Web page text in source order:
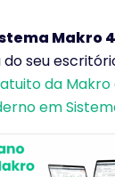
Makro
seu
da Makro
em